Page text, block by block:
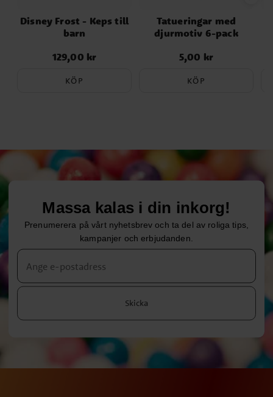
Disney Frost - Keps till
barn
Pris:129,00 kr
129,00 kr
KÖP
Tatueringar med
djurmotiv 6-pack
Pris:5,00 kr
5,00 kr
KÖP
Massa kalas i din inkorg!
Prenumerera på vårt nyhetsbrev och ta del av roliga tips,
kampanjer och erbjudanden.
Skicka